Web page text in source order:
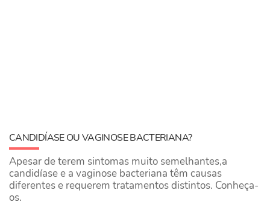
CANDIDÍASE OU VAGINOSE BACTERIANA?
Apesar de terem sintomas muito semelhantes,a
candidíase e a vaginose bacteriana têm causas
diferentes e requerem tratamentos distintos. Conheça-
os.